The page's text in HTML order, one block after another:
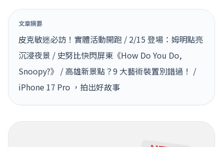
文章摘要
皮克敏迷必訪！實體活動開跑 / 2/15 登場：姆明點亮
沉浸夜景 / 史努比快閃屏東《How Do You Do,
Snoopy?》 / 高雄新景點？9 大藝術裝置別錯過！ /
iPhone 17 Pro ，拍出好故事